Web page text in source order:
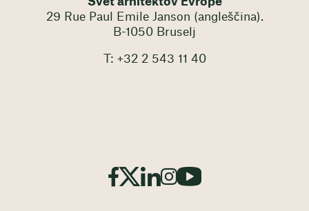
29 Rue Paul Emile Janson (angleščina).
B-1050 Bruselj
T: +32 2 543 11 40